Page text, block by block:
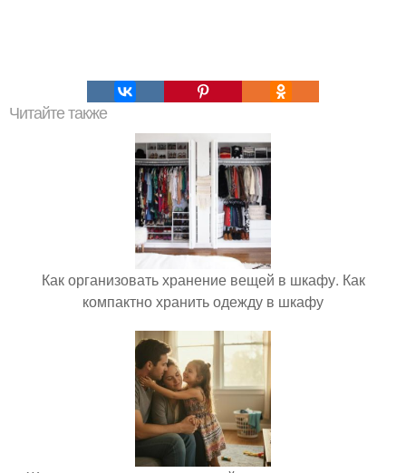
Читайте также
Как организовать хранение вещей в шкафу. Как
компактно хранить одежду в шкафу